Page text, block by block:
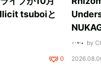
tsuboiと
0
by